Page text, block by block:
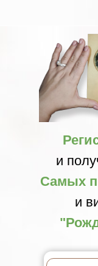
и
Самых
и